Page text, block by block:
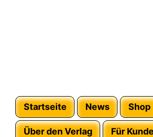
Startseite News Shop
Über den Verlag Für